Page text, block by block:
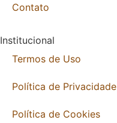
Contato
Institucional
Termos de Uso
Política de Privacidade
Política de Cookies